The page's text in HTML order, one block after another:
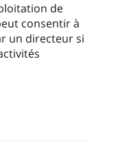
de
consentir à
un directeur si